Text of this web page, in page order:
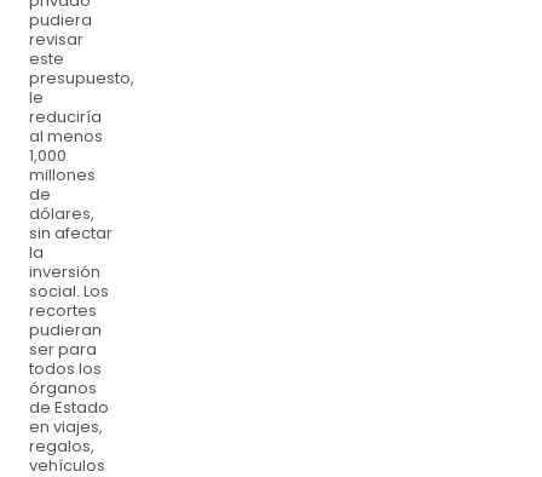
pudiera
revisar
este
presupuesto,
le
reduciría
al menos
1,000
millones
de
dólares,
sin afectar
la
inversión
social. Los
recortes
pudieran
ser para
todos los
órganos
de Estado
en viajes,
regalos,
vehículos